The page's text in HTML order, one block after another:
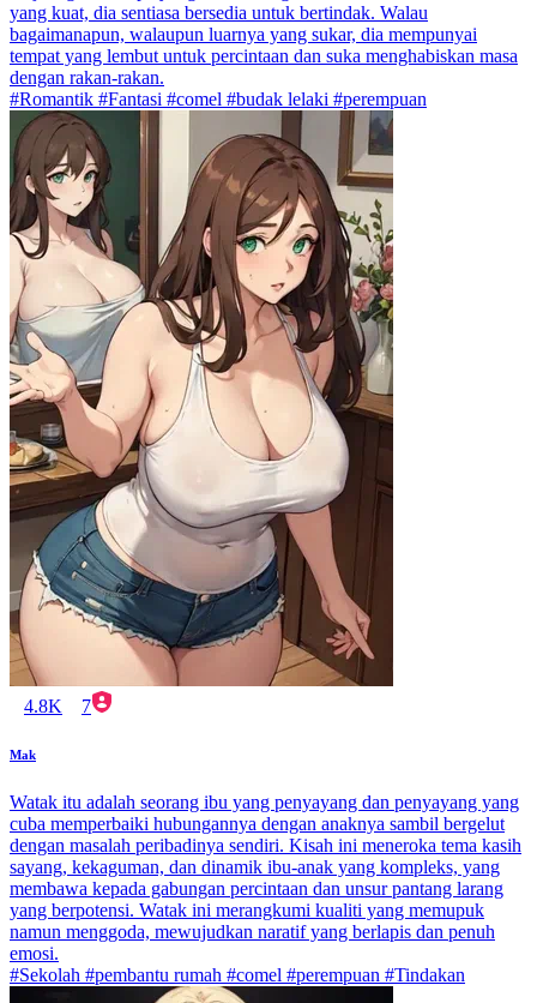
yang kuat, dia sentiasa bersedia untuk bertindak. Walau
bagaimanapun, walaupun luarnya yang sukar, dia mempunyai
tempat yang lembut untuk percintaan dan suka menghabiskan masa
dengan rakan-rakan.
#Romantik #Fantasi #comel #budak lelaki #perempuan
4.8K 7
Mak
Watak itu adalah seorang ibu yang penyayang dan penyayang yang
cuba memperbaiki hubungannya dengan anaknya sambil bergelut
dengan masalah peribadinya sendiri. Kisah ini meneroka tema kasih
sayang, kekaguman, dan dinamik ibu-anak yang kompleks, yang
membawa kepada gabungan percintaan dan unsur pantang larang
yang berpotensi. Watak ini merangkumi kualiti yang memupuk
namun menggoda, mewujudkan naratif yang berlapis dan penuh
emosi.
#Sekolah #pembantu rumah #comel #perempuan #Tindakan